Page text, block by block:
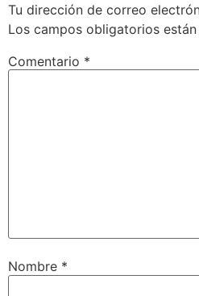
Tu dirección de correo
Los campos obligatorios
Comentario *
Nombre *